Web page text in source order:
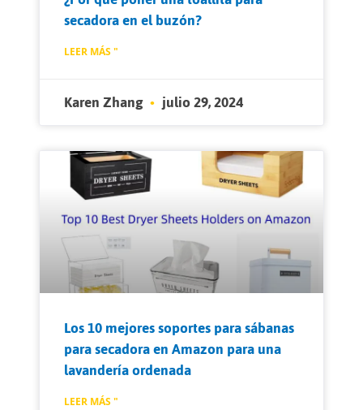
secadora en el buzón?
LEER MÁS "
Karen Zhang julio 29, 2024
Los 10 mejores soportes para sábanas
para secadora en Amazon para una
lavandería ordenada
LEER MÁS "